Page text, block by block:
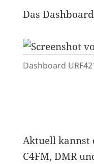
Das
Dashboard
Aktuell kannst
C4FM, DMR